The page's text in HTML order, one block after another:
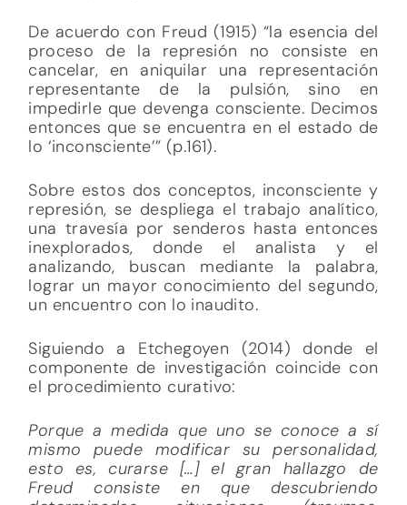
De acuerdo con Freud (1915) “la esencia del
proceso de la represión no consiste en
cancelar, en aniquilar una representación
representante de la pulsión, sino en
impedirle que devenga consciente. Decimos
entonces que se encuentra en el estado de
lo ‘inconsciente’” (p.161).
Sobre estos dos conceptos, inconsciente y
represión, se despliega el trabajo analítico,
una travesía por senderos hasta entonces
inexplorados, donde el analista y el
analizando, buscan mediante la palabra,
lograr un mayor conocimiento del segundo,
un encuentro con lo inaudito.
Siguiendo a Etchegoyen (2014) donde el
componente de investigación coincide con
el procedimiento curativo:
Porque a medida que uno se conoce a sí
mismo puede modificar su personalidad,
esto es, curarse […] el gran hallazgo de
Freud consiste en que descubriendo